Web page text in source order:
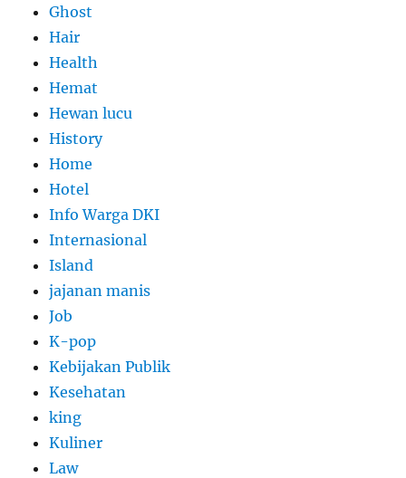
Ghost
Hair
Health
Hemat
Hewan lucu
History
Home
Hotel
Info Warga DKI
Internasional
Island
jajanan manis
Job
K-pop
Kebijakan Publik
Kesehatan
king
Kuliner
Law